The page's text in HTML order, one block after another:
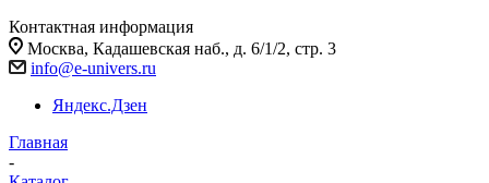
Контактная информация
Москва, Кадашевская наб., д. 6/1/2, стр. 3
info@e-univers.ru
Яндекс.Дзен
Главная
-